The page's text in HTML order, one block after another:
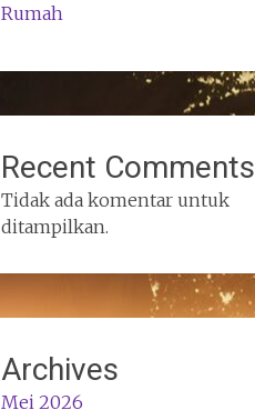
Rumah
Recent Comments
Tidak ada komentar untuk
ditampilkan.
Archives
Mei 2026